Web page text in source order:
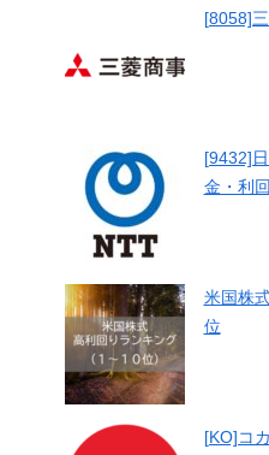
[8058]
[9432]
金・利
米国株
位
[KO]コ